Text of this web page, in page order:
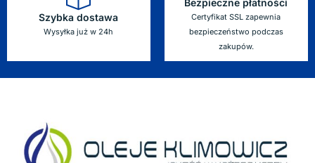
Szybka dostawa
Wysyłka już w 24h
Bezpieczne płatności
Certyfikat SSL zapewnia
bezpieczeństwo podczas
zakupów.